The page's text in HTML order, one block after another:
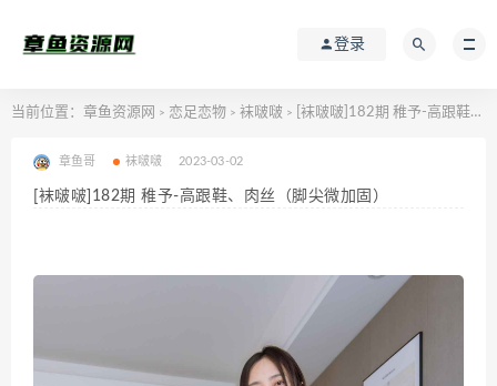
登录
当前位置： 章鱼资源网 > 恋足恋物 > 袜啵啵 > [袜啵啵]182期 稚予-高跟鞋、肉丝（脚尖微加固）
章鱼哥 袜啵啵 2023-03-02
[袜啵啵]182期 稚予-高跟鞋、肉丝（脚尖微加固）